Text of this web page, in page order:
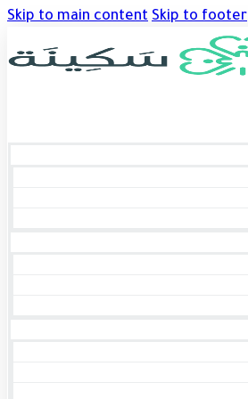
Skip to main content Skip to footer